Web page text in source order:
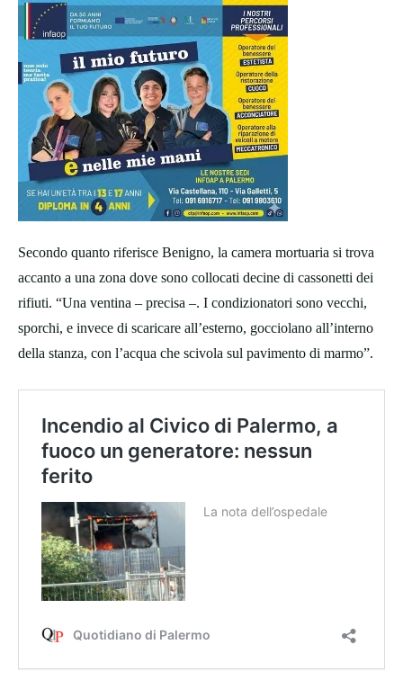
Secondo quanto riferisce Benigno, la camera mortuaria si trova
accanto a una zona dove sono collocati decine di cassonetti dei
rifiuti. “Una ventina – precisa –. I condizionatori sono vecchi,
sporchi, e invece di scaricare all’esterno, gocciolano all’interno
della stanza, con l’acqua che scivola sul pavimento di marmo”.